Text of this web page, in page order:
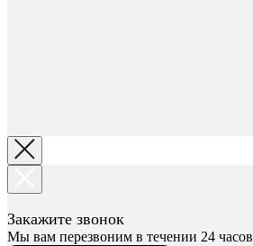
Закажите звонок
Мы вам перезвоним в течении 24 часов